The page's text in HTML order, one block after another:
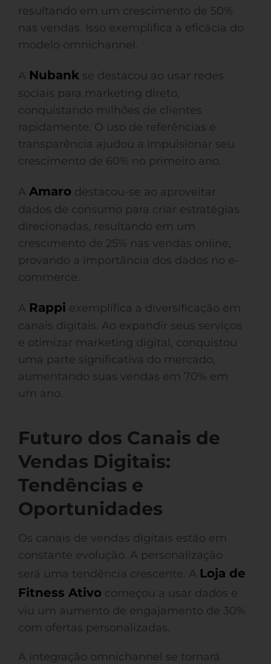
resultando em um crescimento de 50%
nas vendas. Isso exemplifica a eficácia do
modelo omnichannel.
A Nubank se destacou ao usar redes
sociais para marketing direto,
conquistando milhões de clientes
rapidamente. O uso de referências e
transparência ajudou a impulsionar seu
crescimento de 60% no primeiro ano.
A Amaro destacou-se ao aproveitar
dados de consumo para criar estratégias
direcionadas, resultando em um
crescimento de 25% nas vendas online,
provando a importância dos dados no e-
commerce.
A Rappi exemplifica a diversificação em
canais digitais. Ao expandir seus serviços
e otimizar marketing digital, conquistou
uma parte significativa do mercado,
aumentando suas vendas em 70% em
um ano.
Futuro dos Canais de
Vendas Digitais:
Tendências e
Oportunidades
Os canais de vendas digitais estão em
constante evolução. A personalização
será uma tendência crescente. A Loja de
Fitness Ativo começou a usar dados e
viu um aumento de engajamento de 30%
com ofertas personalizadas.
A integração omnichannel se tornará